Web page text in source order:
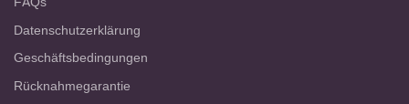
Datenschutzerklärung
Geschäftsbedingungen
Rücknahmegarantie